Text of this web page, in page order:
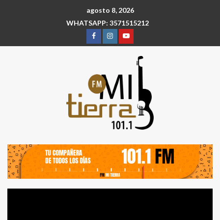
agosto 8, 2026
WHATSAPP: 3571515212